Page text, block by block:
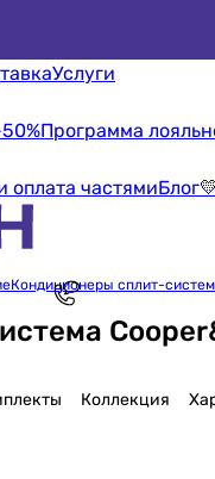
Услуги
Программа
оплата частямиБлог
Кондиционеры сплит-
Коллекция